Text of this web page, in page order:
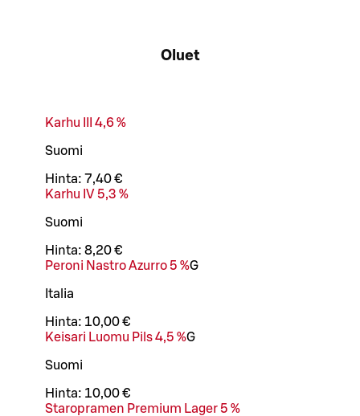
Oluet
Karhu III 4,6 %
Suomi
Hinta: 7,40 €
Karhu IV 5,3 %
Suomi
Hinta: 8,20 €
Peroni Nastro Azurro 5 %G
Italia
Hinta: 10,00 €
Keisari Luomu Pils 4,5 %G
Suomi
Hinta: 10,00 €
Staropramen Premium Lager 5 %